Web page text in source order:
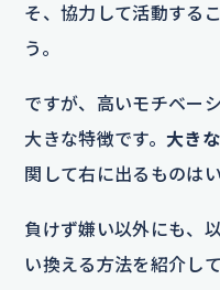
そ、協力して活動する
う。
ですが、高いモチベー
大きな特徴です。 大き
関して右に出るものは
負けず嫌い以外にも、
い換える方法を紹介し